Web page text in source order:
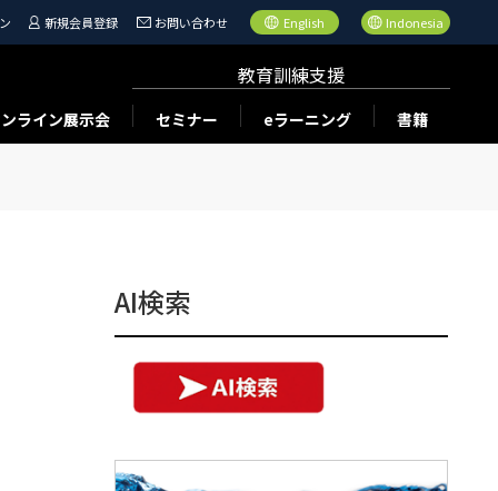
新規会員登録 お問い合わせ English Indonesia
ライン展示会
教育訓練支援
セミナー eラーニング 書籍
AI検索